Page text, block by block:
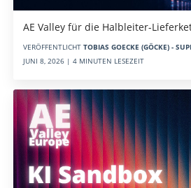
AE Valley für die Halbleiter-
VERÖFFENTLICHT TOBIAS GOECKE (GÖCKE) -
JUNI 8, 2026 | 4 MINUTEN LESEZEIT